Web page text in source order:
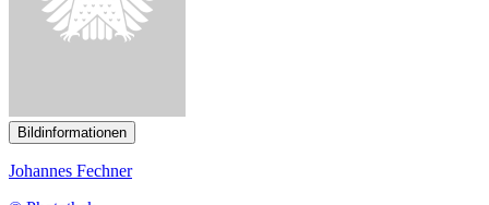
Johannes Fechner
SPD
()